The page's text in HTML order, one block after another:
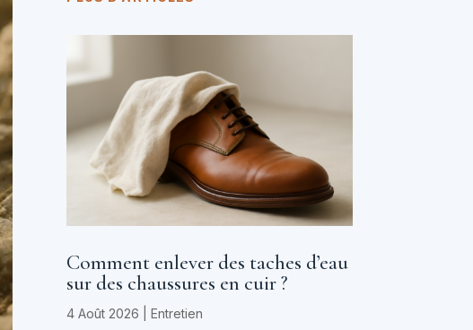
Comment enlever des taches d’eau
sur des chaussures en cuir ?
4 Août 2026 Entretien